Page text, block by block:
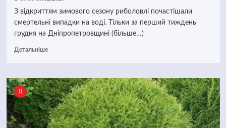
З відкриттям зимового сезону риболовлі почастішали
смертельні випадки на воді. Тільки за перший тиждень
грудня на Дніпропетровщині (більше…)
Детальніше